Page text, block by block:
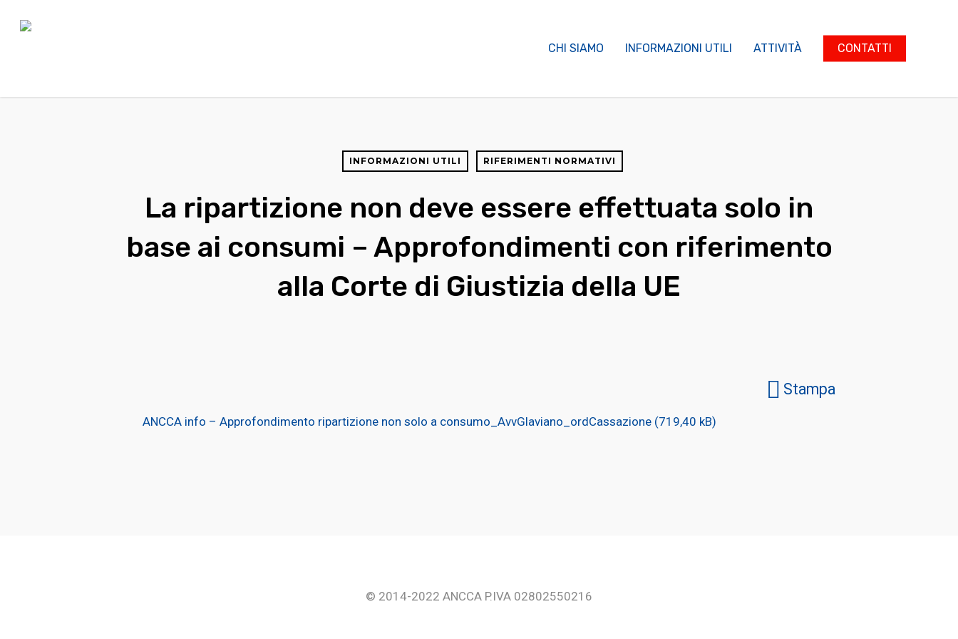
CHI SIAMO INFORMAZIONI UTILI ATTIVITÀ CONTATTI
INFORMAZIONI UTILI RIFERIMENTI NORMATIVI
La ripartizione non deve essere effettuata solo in
base ai consumi – Approfondimenti con riferimento
alla Corte di Giustizia della UE
Stampa
ANCCA info – Approfondimento ripartizione non solo a consumo_AvvGlaviano_ordCassazione
© 2014-2022 ANCCA P.IVA 02802550216